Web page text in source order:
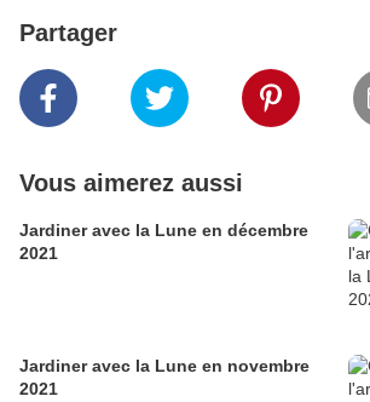
Partager
Vous aimerez aussi
Jardiner avec la Lune en décembre
2021
Jardiner avec la Lune en novembre
2021